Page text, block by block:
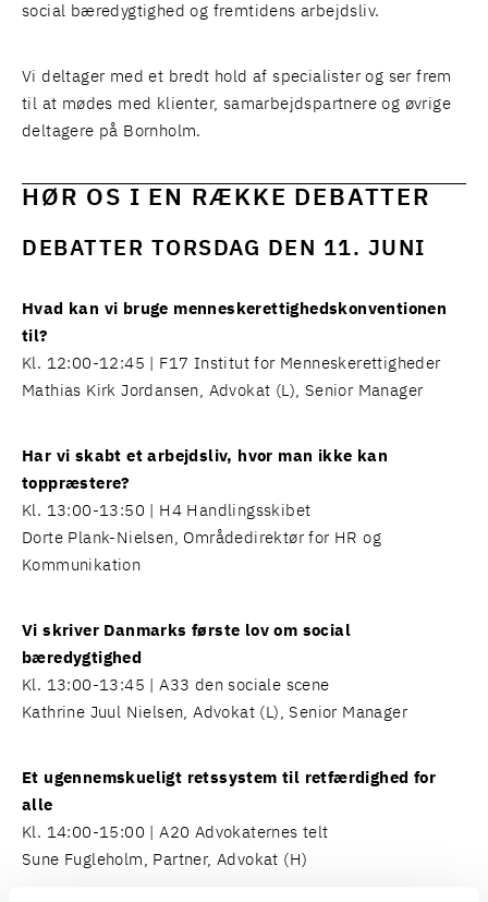
social bæredygtighed og fremtidens arbejdsliv.
Vi deltager med et bredt hold af specialister og ser frem
til at mødes med klienter, samarbejdspartnere og øvrige
deltagere på Bornholm.
HØR OS I EN RÆKKE DEBATTER
DEBATTER TORSDAG DEN 11. JUNI
Hvad kan vi bruge menneskerettighedskonventionen
til?
Kl. 12:00-12:45 | F17 Institut for Menneskerettigheder
Mathias Kirk Jordansen , Advokat (L), Senior Manager
Har vi skabt et arbejdsliv, hvor man ikke kan
toppræstere?
Kl. 13:00-13:50 | H4 Handlingsskibet
Dorte Plank-Nielsen , Områdedirektør for HR og
Kommunikation
Vi skriver Danmarks første lov om social
bæredygtighed
Kl. 13:00-13:45 | A33 den sociale scene
Kathrine Juul Nielsen , Advokat (L), Senior Manager
Et ugennemskueligt retssystem til retfærdighed for
alle
Kl. 14:00-15:00 | A20 Advokaternes telt
Sune Fugleholm
, Partner, Advokat (H)